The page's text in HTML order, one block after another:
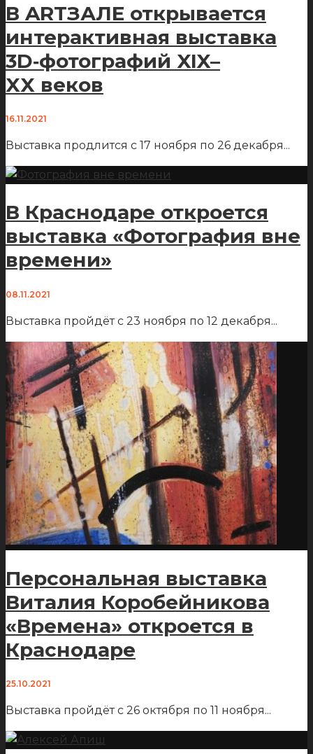
В ARTЗАЛЕ открывается
интерактивная выставка
3D‑фотографий XIX–
XX веков
16.11.2021
Выставка продлится с 17 ноября по 26 декабря...
В Краснодаре откроется
выставка «Фотография вне
времени»
08.11.2021
Выставка пройдёт с 23 ноября по 12 декабря...
Персональная выставка
Виталия Коробейникова
«Времена» откроется в
Краснодаре
25.10.2021
Выставка пройдёт с 26 октября по 11 ноября...